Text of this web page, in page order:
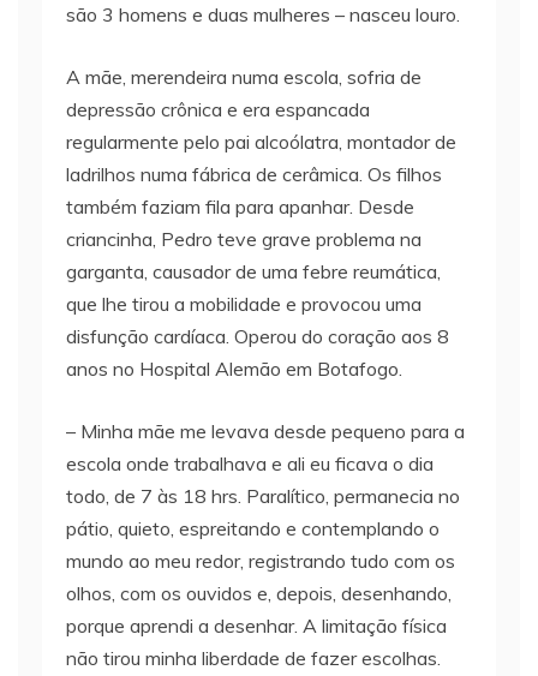
são 3 homens e duas mulheres – nasceu louro.
A mãe, merendeira numa escola, sofria de
depressão crônica e era espancada
regularmente pelo pai alcoólatra, montador de
ladrilhos numa fábrica de cerâmica. Os filhos
também faziam fila para apanhar. Desde
criancinha, Pedro teve grave problema na
garganta, causador de uma febre reumática,
que lhe tirou a mobilidade e provocou uma
disfunção cardíaca. Operou do coração aos 8
anos no Hospital Alemão em Botafogo.
– Minha mãe me levava desde pequeno para a
escola onde trabalhava e ali eu ficava o dia
todo, de 7 às 18 hrs. Paralítico, permanecia no
pátio, quieto, espreitando e contemplando o
mundo ao meu redor, registrando tudo com os
olhos, com os ouvidos e, depois, desenhando,
porque aprendi a desenhar. A limitação física
não tirou minha liberdade de fazer escolhas.